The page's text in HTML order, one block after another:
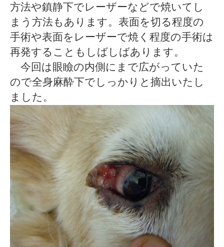
方法や鎮静下でレーザーなどで焼いてし
まう方法もあります。表面を切る程度の
手術や表面をレーザーで焼く程度の手術は
再発することもしばしばあります。
今回は眼瞼の内側にまで広がっていた
ので全身麻酔下でしっかりと摘出いたし
ました。